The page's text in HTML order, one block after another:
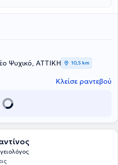
Ψυχικό, ΑΤΤΙΚΗ
10,5 km
Κλείσε ραντεβού